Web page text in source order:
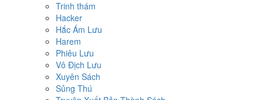
Trinh thám
Hacker
Hắc Ám Lưu
Harem
Phiêu Lưu
Vô Địch Lưu
Xuyên Sách
Sủng Thú